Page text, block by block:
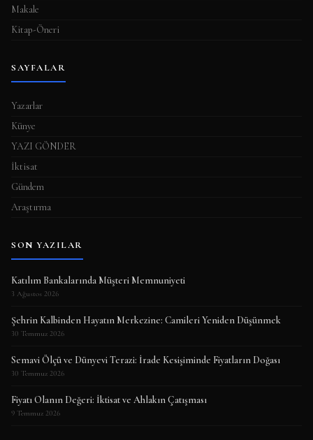
Makale
Kitap-Öneri
SAYFALAR
Yazarlar
Künye
YAZI GÖNDER
İktisat
Gündem
Araştırma
SON YAZILAR
Katılım Bankalarında Müşteri Memnuniyeti
3 Ağustos 2026
Şehrin Kalbinden Hayatın Merkezine: Camileri Yeniden Düşünmek
30 Temmuz 2026
Semavi Ölçü ve Dünyevi Terazi: İrade Kesişiminde Fiyatların Doğası
30 Temmuz 2026
Fiyatı Olanın Değeri: İktisat ve Ahlakın Çatışması
9 Temmuz 2026